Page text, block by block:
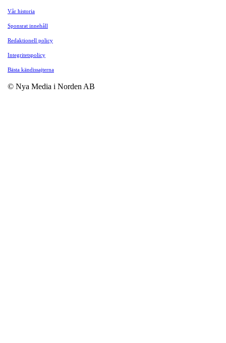
Vår historia
Sponsrat innehåll
Redaktionell policy
Integritetspolicy
Bästa kändissajterna
© Nya Media i Norden AB